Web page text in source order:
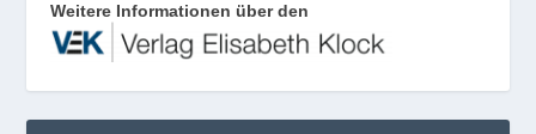
Weitere Informationen über den